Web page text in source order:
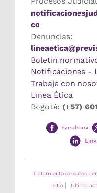
co
Denuncias:
Boletín
Notificaciones -
Trabaje con
Línea Ética
Bogotá: (+57)
Facebook
Tratamiento de datos
sitio
Ultima